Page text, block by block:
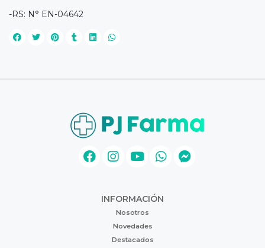
-RS: N° EN-04642
INFORMACIÓN
Nosotros
Novedades
Destacados